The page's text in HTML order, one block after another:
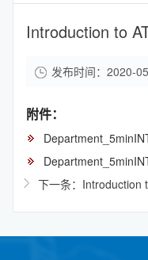
发布时间：2020-
附件：
下一条：Introduction